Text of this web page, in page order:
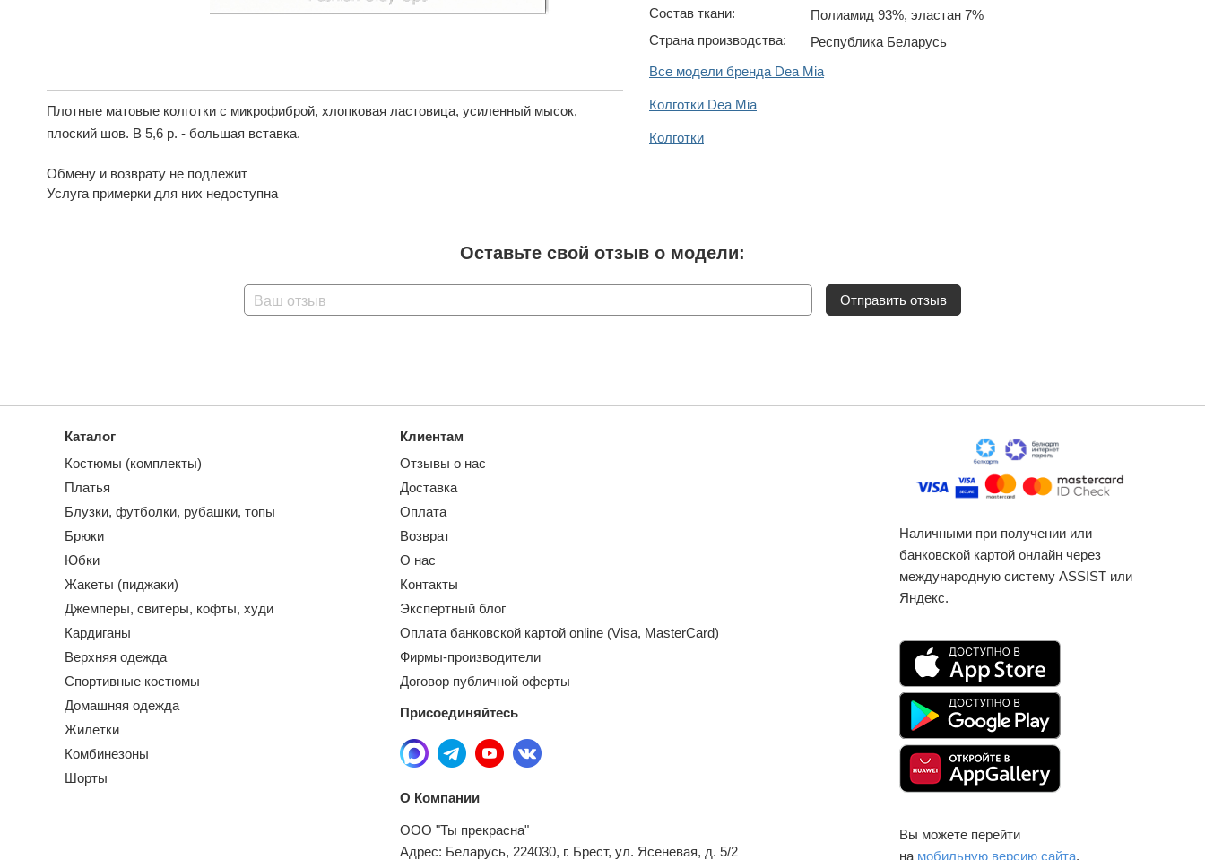
Плотные матовые колготки с микрофиброй, хлопковая ластовица, усиленный мысок,
плоский шов. В 5,6 р. - большая вставка.
Обмену и возврату не подлежит
Услуга примерки для них недоступна
Состав ткани:
Полиамид 93%, эластан 7%
Страна производства:
Республика Беларусь
Все модели бренда Dea Mia
Колготки Dea Mia
Колготки
Оставьте свой отзыв о модели:
Ваш отзыв Отправить отзыв
Каталог
Костюмы (комплекты)
Платья
Блузки, футболки, рубашки, топы
Брюки
Юбки
Жакеты (пиджаки)
Джемперы, свитеры, кофты, худи
Кардиганы
Верхняя одежда
Спортивные костюмы
Домашняя одежда
Жилетки
Комбинезоны
Шорты
Клиентам
Отзывы о нас
Доставка
Оплата
Возврат
О нас
Контакты
Экспертный блог
Оплата банковской картой online (Visa, MasterCard)
Фирмы-производители
Договор публичной оферты
Присоединяйтесь
О Компании
ООО "Ты прекрасна"
Адрес: Беларусь, 224030, г. Брест, ул. Ясеневая, д. 5/2
Наличными при получении или
банковской картой онлайн через
международную систему ASSIST или
Яндекс.
Вы можете перейти
на мобильную версию сайта.